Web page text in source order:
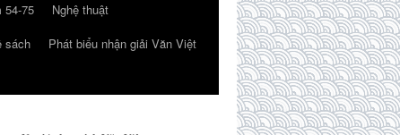
54-75
Nghệ thuật
sách
Phát biểu nhận giải Văn Việt